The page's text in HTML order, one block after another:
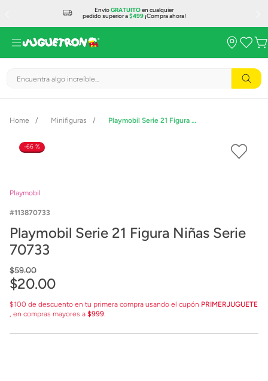
EnvíoGRATUITOen cualquier
pedido superior a$499¡Compra ahora!
Encuentra algo increíble...
Minifiguras Playmobil Serie 21 Figura Niñas Serie 70733
66 %
Playmobil
113870733
Playmobil Serie 21 Figura Niñas Serie
70733
$59.00
$20.00
$100 de descuento en tu primera compra usando el cupón PRIMERJUGUETE
, en compras mayores a $999.